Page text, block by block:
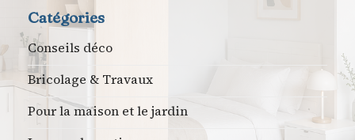
Catégories
Conseils déco
Bricolage & Travaux
Pour la maison et le jardin